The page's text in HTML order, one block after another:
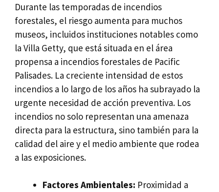
Durante las temporadas de incendios
forestales, el riesgo aumenta para muchos
museos, incluidos instituciones notables como
la Villa Getty, que está situada en el área
propensa a incendios forestales de Pacific
Palisades. La creciente intensidad de estos
incendios a lo largo de los años ha subrayado la
urgente necesidad de acción preventiva. Los
incendios no solo representan una amenaza
directa para la estructura, sino también para la
calidad del aire y el medio ambiente que rodea
a las exposiciones.
Factores Ambientales: Proximidad a